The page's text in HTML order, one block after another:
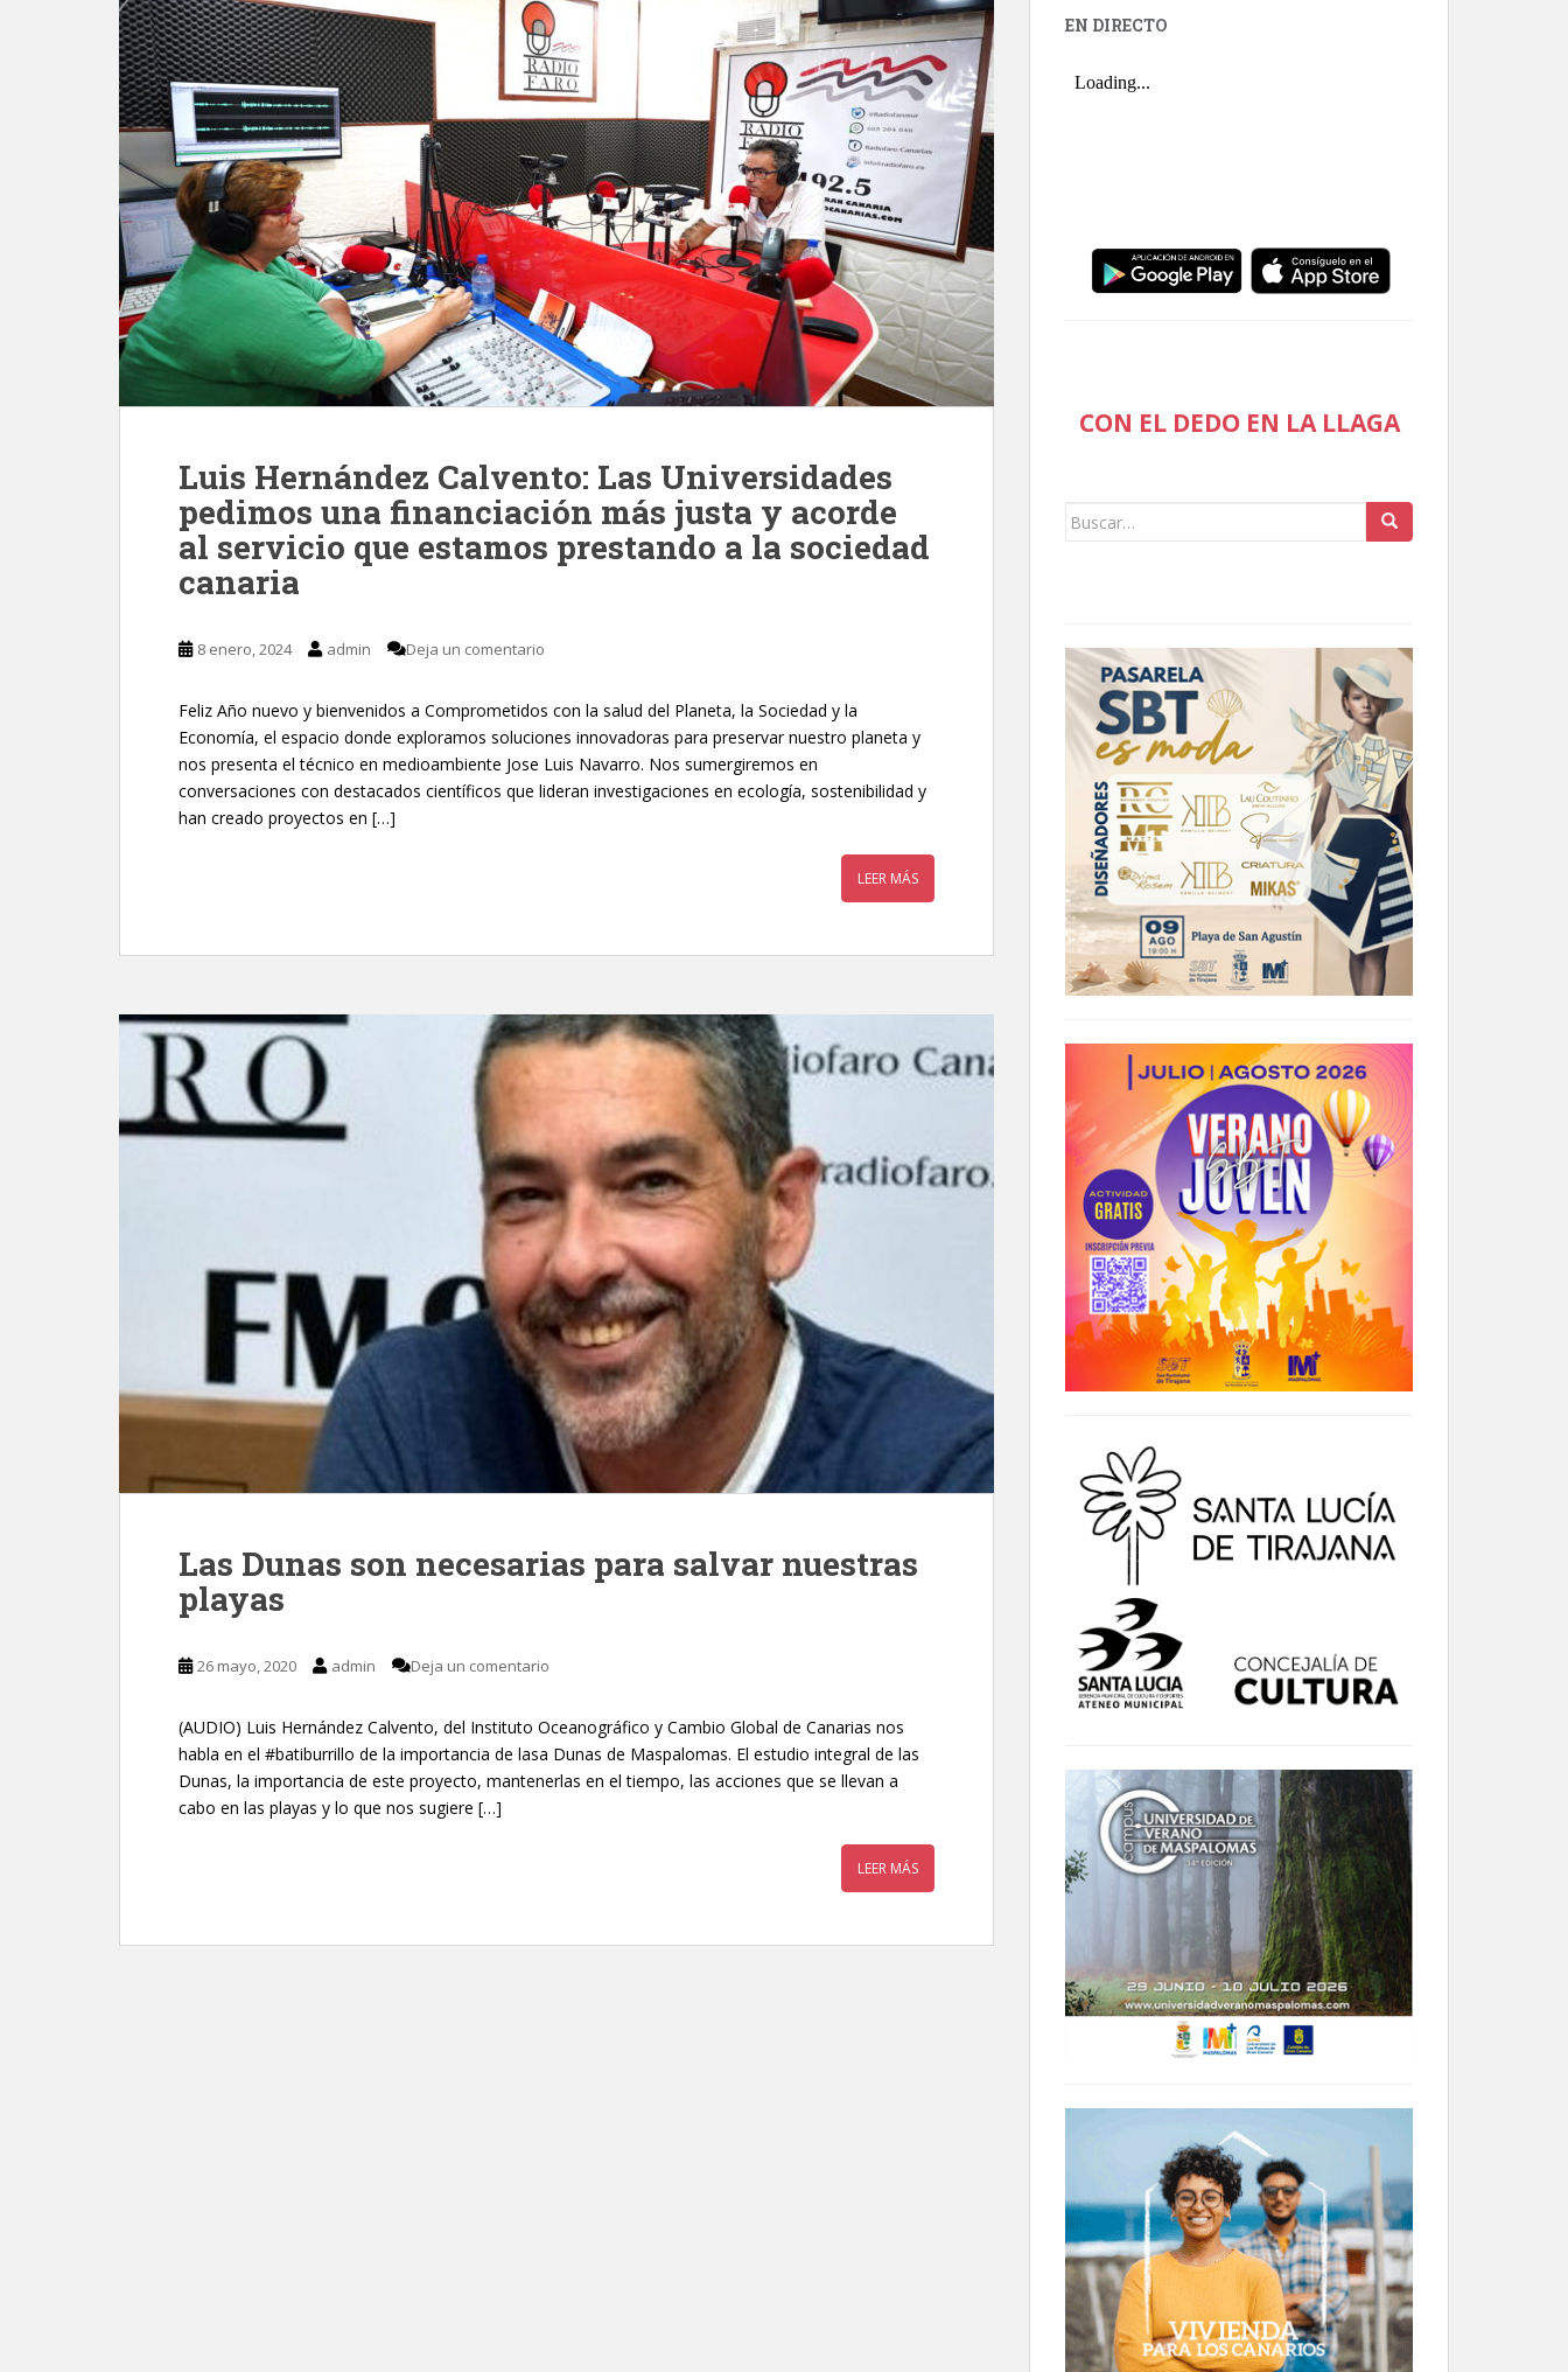
Luis Hernández Calvento: Las Universidades
pedimos una financiación más justa y acorde
al servicio que estamos prestando a la sociedad
canaria
8 enero, 2024 admin Deja un comentario
Feliz Año nuevo y bienvenidos a Comprometidos con la salud del Planeta, la Sociedad y la
Economía, el espacio donde exploramos soluciones innovadoras para preservar nuestro planeta y
nos presenta el técnico en medioambiente Jose Luis Navarro. Nos sumergiremos en
conversaciones con destacados científicos que lideran investigaciones en ecología, sostenibilidad y
han creado proyectos en […]
LEER MÁS
Las Dunas son necesarias para salvar nuestras
playas
26 mayo, 2020 admin Deja un comentario
(AUDIO) Luis Hernández Calvento, del Instituto Oceanográfico y Cambio Global de Canarias nos
habla en el #batiburrillo de la importancia de lasa Dunas de Maspalomas. El estudio integral de las
Dunas, la importancia de este proyecto, mantenerlas en el tiempo, las acciones que se llevan a
cabo en las playas y lo que nos sugiere […]
LEER MÁS
EN DIRECTO
CON EL DEDO EN LA LLAGA
Buscar: